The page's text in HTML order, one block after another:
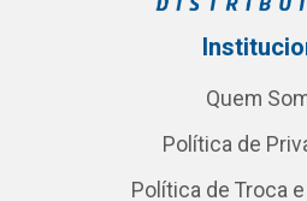
Quem
Política de
Política de Troca